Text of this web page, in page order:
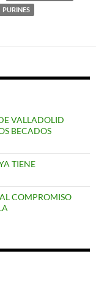
PURINES
VALLADOLID
BECADOS
TIENE
COMPROMISO